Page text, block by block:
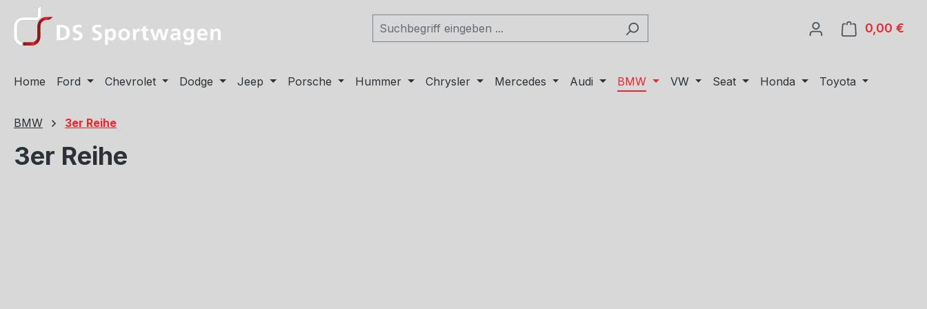
Hauptinhalt springen
Zur Suche springen
Zur Hauptnavigation springen
0,00 €
Home Ford Chevrolet Dodge Jeep Porsche Hummer Chrysler Mercedes Audi BMW VW Seat Honda Toyota
BMW 3er Reihe
3er Reihe